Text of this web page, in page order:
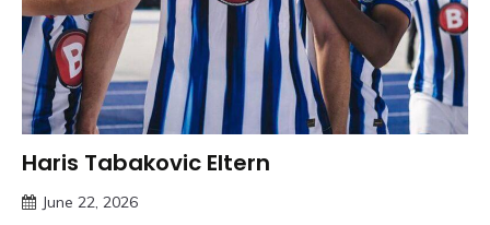
Trends
Haris Tabakovic Eltern
June 22, 2026